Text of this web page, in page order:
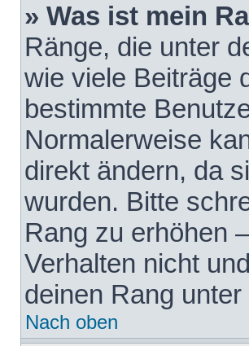
» Was ist mein
Ränge, die unter
wie viele Beiträge
bestimmte
Normalerweise
direkt ändern, da
wurden. Bitte
Rang zu erhöhen
Verhalten nicht
deinen Rang
Nach oben